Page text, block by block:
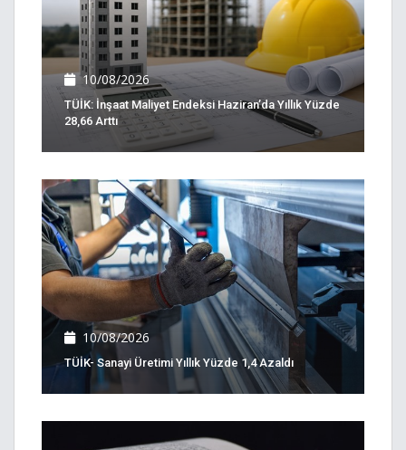
10/08/2026
TÜİK: İnşaat Maliyet Endeksi Haziran’da Yıllık Yüzde
28,66 Arttı
10/08/2026
TÜİK- Sanayi Üretimi Yıllık Yüzde 1,4 Azaldı